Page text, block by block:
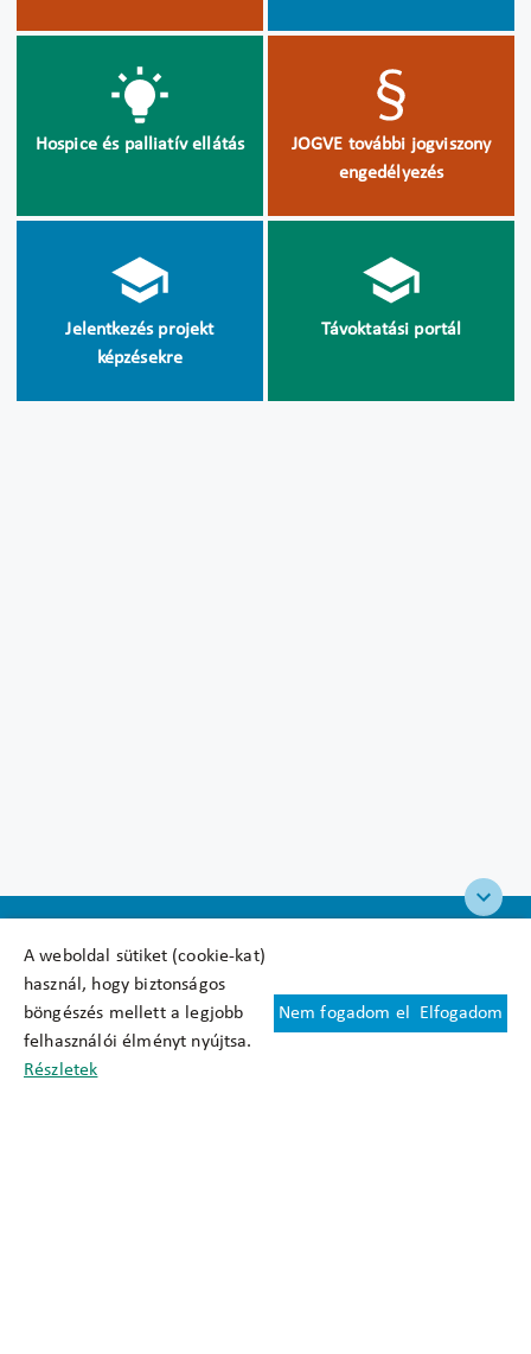
A weboldal sütiket (cookie-kat)
használ, hogy biztonságos
böngészés mellett a legjobb
felhasználói élményt nyújtsa.
Részletek
Nem fogadom el Elfogadom
Hospice és palliatív ellátás
JOGVE további jogviszony
engedélyezés
Jelentkezés projekt
képzésekre
Távoktatási portál
Felhasználási feltételek